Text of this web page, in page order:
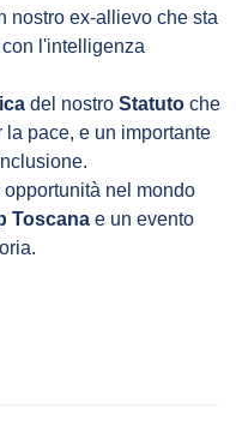
nostro ex-allievo che sta
l'intelligenza
del nostro Statuto che
pace, e un importante
nel mondo
Toscana e un evento